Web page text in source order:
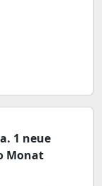
1 neue
Monat